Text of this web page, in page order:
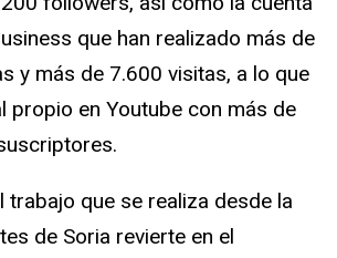
que han realizado más de
y más de 7.600 visitas, a lo que
propio en Youtube con más de
trabajo que se realiza desde la
de Soria revierte en el